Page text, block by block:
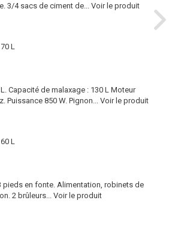
3/4 sacs de ciment de...
Voir le produit
L
Capacité de malaxage : 130 L Moteur
850 W. Pignon...
Voir le produit
L
pieds en fonte. Alimentation, robinets de
2 brûleurs...
Voir le produit